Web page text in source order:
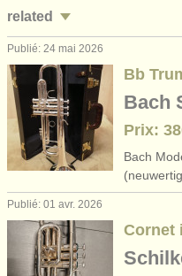
contactez nous
out about ourATS
related
jobs - performance:
jobs - enseignement:
stages/ masterclass
stages/cours: cornet à
stages/ cours: cornet
degree courses:
Publié: 24 mai 2026
Bb
Bach
Prix:
Bach
Publié: 01 avr. 2026
Cornet